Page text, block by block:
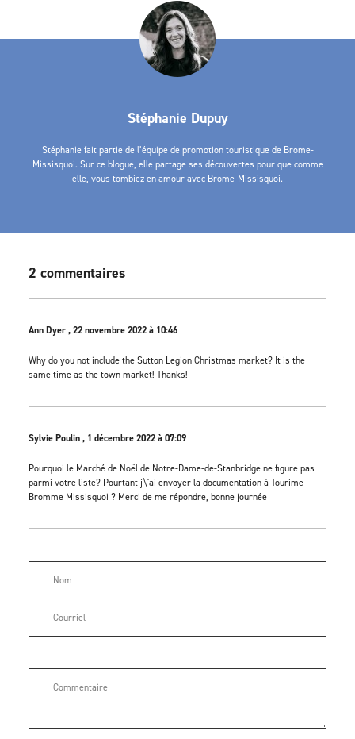
Stéphanie Dupuy
Stéphanie fait partie de l’équipe de promotion touristique de Brome-
Missisquoi. Sur ce blogue, elle partage ses découvertes pour que comme
elle, vous tombiez en amour avec Brome-Missisquoi.
2 commentaires
Ann Dyer , 22 novembre 2022 à 10:46
Why do you not include the Sutton Legion Christmas market? It is the
same time as the town market! Thanks!
Sylvie Poulin , 1 décembre 2022 à 07:09
Pourquoi le Marché de Noël de Notre-Dame-de-Stanbridge ne figure pas
parmi votre liste? Pourtant j\'ai envoyer la documentation à Tourime
Bromme Missisquoi ? Merci de me répondre, bonne journée